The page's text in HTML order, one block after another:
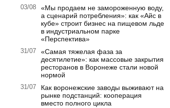
03/08
«Мы продаем не замороженную воду,
а сценарий потребления»: как «Айс в
кубе» строит бизнес на пищевом льде
в индустриальном парке
«Перспектива»
31/07
«Самая тяжелая фаза за
десятилетие»: как массовые закрытия
ресторанов в Воронеже стали новой
нормой
31/07
Как воронежские заводы выживают на
рынке подстанций: кооперация
вместо полного цикла